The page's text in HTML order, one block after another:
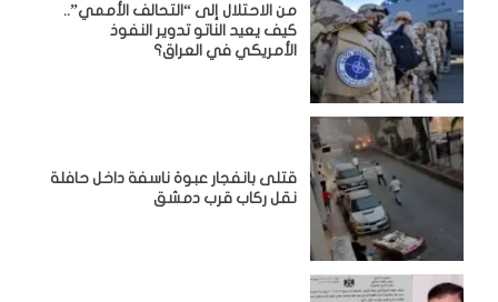
من الاحتلال إلى “التحالف الأممي”..
كيف يعيد الناتو تدوير النفوذ
الأمريكي في العراق؟
قتلى بانفجار عبوة ناسفة داخل حافلة
نقل ركاب قرب دمشق